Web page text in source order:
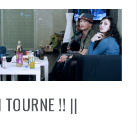
TOURNE !! ||